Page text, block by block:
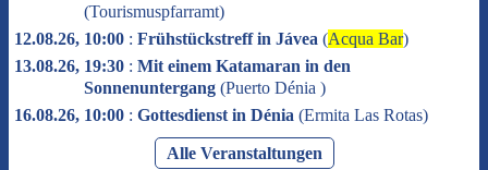
(Tourismuspfarramt)
12.08.26, 10:00 : Frühstückstreff in Jávea (Acqua Bar)
13.08.26, 19:30 : Mit einem Katamaran in den
Sonnenuntergang (Puerto Dénia )
16.08.26, 10:00 : Gottesdienst in Dénia (Ermita Las Rotas)
Alle Veranstaltungen